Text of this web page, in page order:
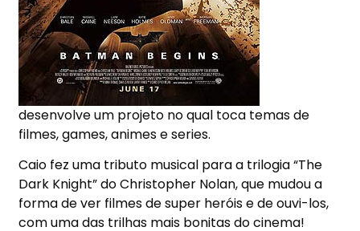
desenvolve um projeto no qual toca temas de
filmes, games, animes e series.
Caio fez uma tributo musical para a trilogia “The
Dark Knight” do Christopher Nolan, que mudou a
forma de ver filmes de super heróis e de ouvi-los,
com uma das trilhas mais bonitas do cinema!